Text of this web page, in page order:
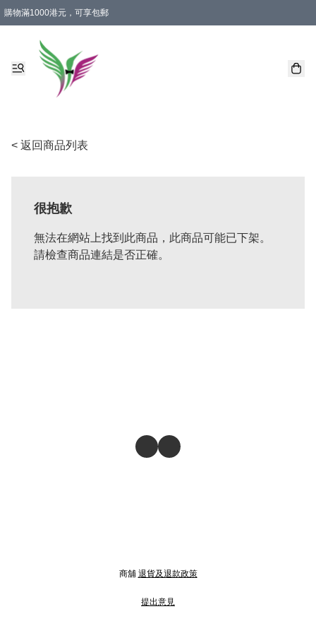
購物滿1000港元，可享包郵
< 返回商品列表
很抱歉
無法在網站上找到此商品，此商品可能已下架。
請檢查商品連結是否正確。
商舖 退貨及退款政策
提出意見